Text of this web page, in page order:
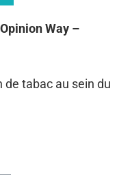
Way –
tabac au sein du